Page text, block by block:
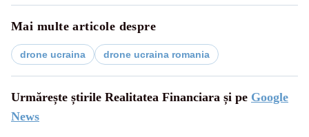
Mai multe articole despre
drone ucraina drone ucraina romania
Urmărește știrile Realitatea Financiara și pe Google
News